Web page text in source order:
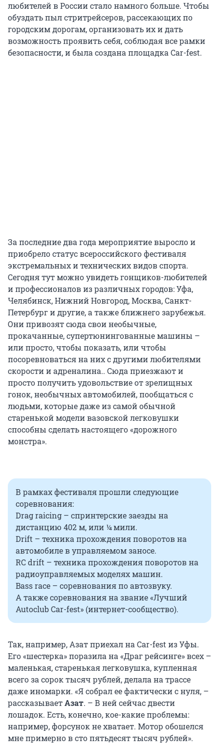
любителей в России стало намного больше. Чтобы
обуздать пыл стритрейсеров, рассекающих по
городским дорогам, организовать их и дать
возможность проявить себя, соблюдая все рамки
безопасности, и была создана площадка Car-fest.
За последние два года мероприятие выросло и
приобрело статус всероссийского фестиваля
экстремальных и технических видов спорта.
Сегодня тут можно увидеть гонщиков-любителей
и профессионалов из различных городов: Уфа,
Челябинск, Нижний Новгород, Москва, Санкт-
Петербург и другие, а также ближнего зарубежья.
Они привозят сюда свои необычные,
прокачанные, супертюнингованные машины –
или просто, чтобы показать, или чтобы
посоревноваться на них с другими любителями
скорости и адреналина.. Сюда приезжают и
просто получить удовольствие от зрелищных
гонок, необычных автомобилей, пообщаться с
людьми, которые даже из самой обычной
старенькой модели вазовской легковушки
способны сделать настоящего «дорожного
монстра».
В рамках фестиваля прошли следующие
соревнования:
Drag raicing – спринтерские заезды на
дистанцию 402 м, или ¼ мили.
Drift – техника прохождения поворотов на
автомобиле в управляемом заносе.
RC drift – техника прохождения поворотов на
радиоуправляемых моделях машин.
Bass race – соревнования по автозвуку.
А также соревнования на звание «Лучший
Autoclub Car-fest» (интернет-сообщество).
Так, например, Азат приехал на Car-fest из Уфы.
Его «шестерка» поразила на «Драг рейсинге» всех –
маленькая, старенькая легковушка, купленная
всего за сорок тысяч рублей, делала на трассе
даже иномарки. «Я собрал ее фактически с нуля, –
рассказываетАзат. – В ней сейчас двести
лошадок. Есть, конечно, кое-какие проблемы:
например, форсунок не хватает. Мотор обошелся
мне примерно в сто пятьдесят тысяч рублей».